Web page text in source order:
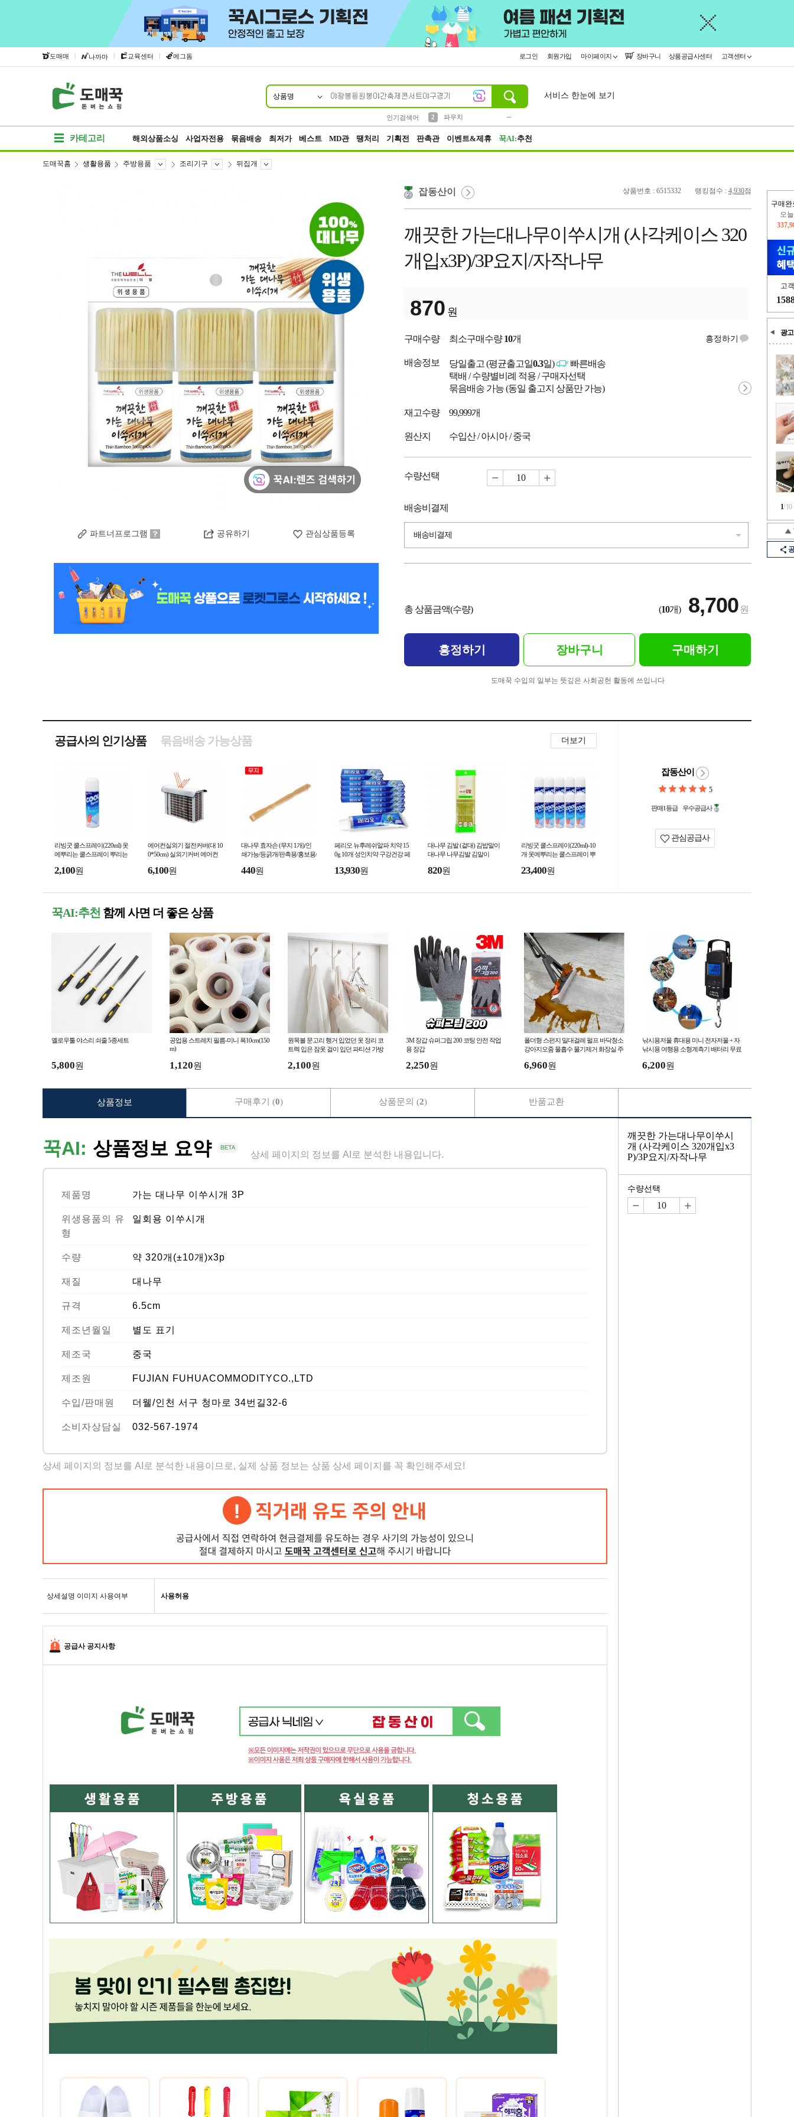
도매매 | 나까마 | 교육센터 | 에그돔 로그인 회원가입 마이페이지 장바구니 상품공급사센터 고객센터
상품명
인기검색어
3
모자
서비스 한눈에 보기
카테고리 해외상품소싱 사업자전용 묶음배송 최저가 베스트 MD관 땡처리 기획전 판촉관 이벤트&제휴 꾹AI:추천
구매완
고
광고
1/10
도매꾹홈 생활용품 주방용품 조리기구 뒤집개
파트너프로그램 공유하기 관심상품등록
상품번호 : 6515332 랭킹점수 : 4,930점
잡동산이
깨끗한 가는대나무이쑤시개 (사각케이스 320
개입x3P)/3P요지/자작나무
870 원
구매수량 최소구매수량10개 흥정하기
배송정보 당일출고 (평균출고일0.3일)
빠른배송
택배 / 수량별비례 적용 / 구매자선택
묶음배송 가능 (동일 출고지 상품만 가능)
재고수량 99,999개
원산지 수입산 / 아시아 / 중국
수량선택
배송비결제
배송비결제
총 상품금액(수량) (10개) 8,700원
흥정하기 장바구니 구매하기
도매꾹 수입의 일부는 뜻깊은 사회공헌 활동에 쓰입니다
공급사의 인기상품 더보기
묶음배송 가능상품
리빙굿 쿨스프레이(220ml) 옷
에뿌리는 쿨스프레이 뿌리는
2,100원
에어컨실외기 절전커버(대 10
0*50cm) 실외기커버 에어컨
6,100원
대나무 효자손 (무지 1개)/인
쇄가능/등긁개/판촉용/홍보용/
440원
페리오 뉴후레쉬알파 치약 15
0g 10개 성인치약 구강건강 페
13,930원
대나무 김발 (겉대) 김밥말이
대나무 나무김발 김말이
820원
리빙굿 쿨스프레이(220ml)-10
개 옷에뿌리는 쿨스프레이 뿌
각
23,400원
잡동산이
5
판매1등급 우수공급사
관심공급사
꾹AI:추천 함께 사면 더 좋은 상품
옐로우툴 야스리 쇠줄 5종세트
5,800원
공업용 스트레치 필름-미니 폭10cm(150
m)
1,120원
원목볼 문고리 행거 입었던 옷 정리 코
트렉 입은 잠옷 걸이 입던 파티션 가방
2,100원
3M 장갑 슈퍼그립 200 코팅 안전 작업
용 장갑
2,250원
폴더형 스펀지 밀대걸레 펄프 바닥청소
강아지오줌 물흡수 물기제거 화장실 주
6,960원
낚시용저울 휴대용 미니 전자저울 + 자
낚시용 여행용 소형계측기 배터리 무료
6,200원
꾹AI: 상품정보 요약 상세 페이지의 정보를 AI로 분석한 내용입니다.
제품명 가는 대나무 이쑤시개 3P
위생용품의 유
형
일회용 이쑤시개
수량 약 320개(±10개)x3p
재질 대나무
규격 6.5cm
제조년월일 별도 표기
제조국 중국
제조원 FUJIAN FUHUACOMMODITYCO.,LTD
수입/판매원 더웰/인천 서구 청마로 34번길32-6
소비자상담실 032-567-1974
상세 페이지의 정보를 AI로 분석한 내용이므로, 실제 상품 정보는 상품 상세 페이지를 꼭 확인해주세요!
상세설명 이미지 사용여부 사용허용
공급사 공지사항
상품정보 구매후기 (0) 상품문의 (2) 반품교환
깨끗한 가는대나무이쑤시
개 (사각케이스 320개입x3
P)/3P요지/자작나무
수량선택